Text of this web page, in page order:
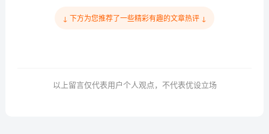
↓ 下方为您推荐了一些精彩有趣的文章热评 ↓
以上留言仅代表用户个人观点，不代表优设立场